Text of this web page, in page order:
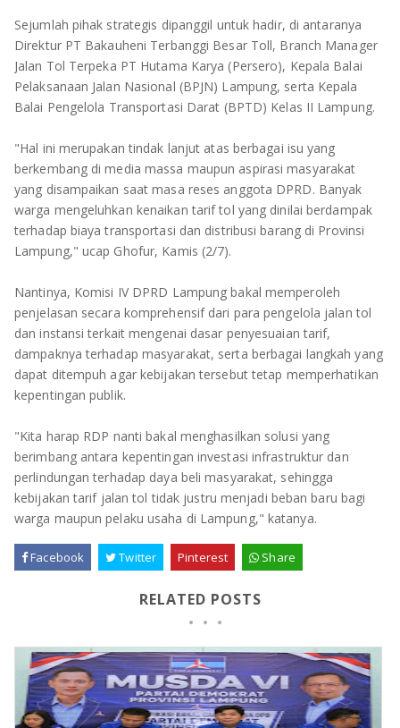
TULANG BAWANG BARAT
MESUJI
WAY KANAN
PRINGSEWU
Sejumlah pihak strategis dipanggil untuk hadir, di antaranya
Direktur PT Bakauheni Terbanggi Besar Toll, Branch Manager
Jalan Tol Terpeka PT Hutama Karya (Persero), Kepala Balai
Pelaksanaan Jalan Nasional (BPJN) Lampung, serta Kepala
Balai Pengelola Transportasi Darat (BPTD) Kelas II Lampung.
"Hal ini merupakan tindak lanjut atas berbagai isu yang
berkembang di media massa maupun aspirasi masyarakat
yang disampaikan saat masa reses anggota DPRD. Banyak
warga mengeluhkan kenaikan tarif tol yang dinilai berdampak
terhadap biaya transportasi dan distribusi barang di Provinsi
Lampung," ucap Ghofur, Kamis (2/7).
Nantinya, Komisi IV DPRD Lampung bakal memperoleh
penjelasan secara komprehensif dari para pengelola jalan tol
dan instansi terkait mengenai dasar penyesuaian tarif,
dampaknya terhadap masyarakat, serta berbagai langkah yang
dapat ditempuh agar kebijakan tersebut tetap memperhatikan
kepentingan publik.
"Kita harap RDP nanti bakal menghasilkan solusi yang
berimbang antara kepentingan investasi infrastruktur dan
perlindungan terhadap daya beli masyarakat, sehingga
kebijakan tarif jalan tol tidak justru menjadi beban baru bagi
warga maupun pelaku usaha di Lampung," katanya.
Facebook Twitter Pinterest Share
RELATED POSTS